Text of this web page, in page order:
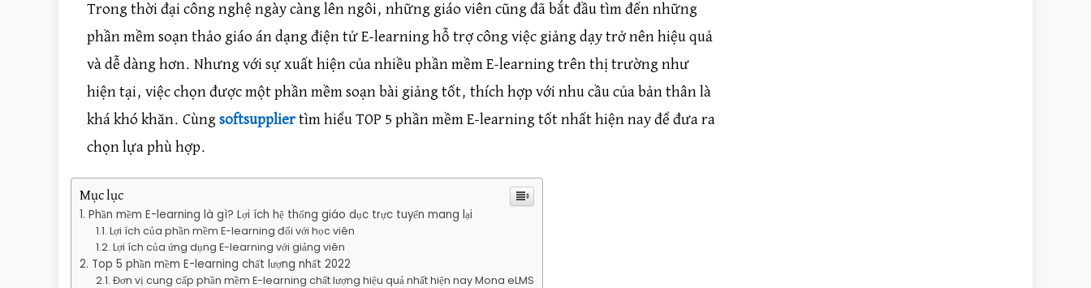
Trong thời đại công nghệ ngày càng lên ngôi, những giáo viên cũng đã bắt đầu tìm đến những
phần mềm soạn thảo giáo án dạng điện tử E-learning hỗ trợ công việc giảng dạy trở nên hiệu quả
và dễ dàng hơn. Nhưng với sự xuất hiện của nhiều phần mềm E-learning trên thị trường như
hiện tại, việc chọn được một phần mềm soạn bài giảng tốt, thích hợp với nhu cầu của bản thân là
khá khó khăn. Cùng softsupplier tìm hiểu TOP 5 phần mềm E-learning tốt nhất hiện nay để đưa ra
chọn lựa phù hợp.
Mục lục
Phần mềm E-learning là gì? Lợi ích hệ thống giáo dục trực tuyến mang lại
Lợi ích của phần mềm E-learning đối với học viên
Lợi ích của ứng dụng E-learning với giảng viên
Top 5 phần mềm E-learning chất lượng nhất 2022
Đơn vị cung cấp phần mềm E-learning chất lượng hiệu quả nhất hiện nay Mona eLMS